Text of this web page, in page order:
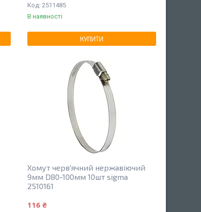
2511485
В наявності
КУПИТИ
Хомут черв'ячний нержавіючий
9мм D80-100мм 10шт sigma
2510161
116 ₴